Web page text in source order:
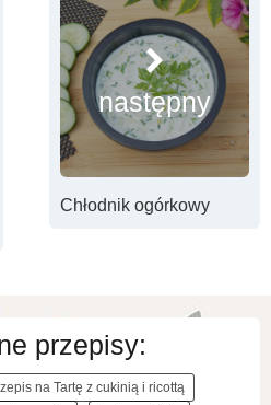
następny
Chłodnik ogórkowy
przepisy:
na Tartę z cukinią i ricottą